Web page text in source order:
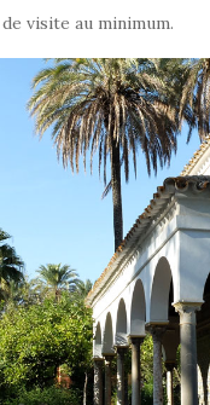
visite au minimum.